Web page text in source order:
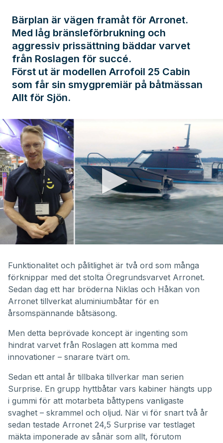
Bärplan är vägen framåt för Arronet.
Med låg bränsleförbrukning och
aggressiv prissättning bäddar varvet
från Roslagen för succé.
Först ut är modellen Arrofoil 25 Cabin
som får sin smygpremiär på båtmässan
Allt för Sjön.
minutes,
Funktionalitet och pålitlighet är två ord som många
förknippar med det stolta Öregrundsvarvet Arronet.
Sedan dag ett har bröderna Niklas och Håkan von
Arronet tillverkat aluminiumbåtar för en
årsomspännande båtsäsong.
Men detta beprövade koncept är ingenting som
hindrat varvet från Roslagen att komma med
innovationer – snarare tvärt om.
Sedan ett antal år tillbaka tillverkar man serien
Surprise. En grupp hyttbåtar vars kabiner hängts upp
i gummi för att motarbeta båttypens vanligaste
svaghet – skrammel och oljud. När vi för snart två år
sedan testade Arronet 24,5 Surprise var testlaget
mäkta imponerade av sånär som allt, förutom